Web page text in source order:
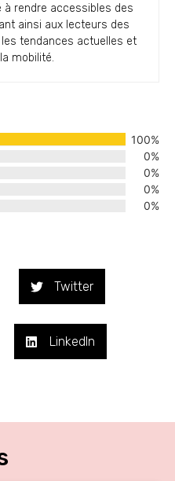
rendre accessibles des
ainsi aux lecteurs des
tendances actuelles et
mobilité.
100%
0%
0%
0%
0%
Twitter
LinkedIn